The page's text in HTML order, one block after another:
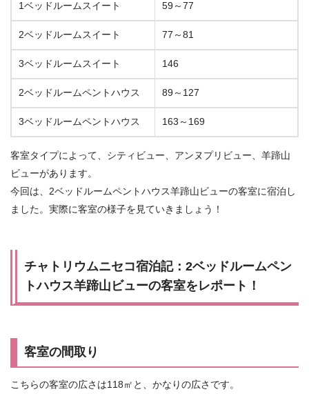
1ベッドルームスイート 59～77
2ベッドルームスイート 77～81
3ベッドルームスイート 146
2ベッドルームペントハウス 89～127
3ベッドルームペントハウス 163～169
客室タイプによって、シティビュー、アンヌプリビュー、羊蹄山
ビューがあります。
今回は、2ベッドルームペントハウス羊蹄山ビューの客室に宿泊し
ました。実際に客室の様子を見ていきましょう！
チャトリウムニセコ宿泊記：2ベッドルームペン
トハウス羊蹄山ビューの客室をレポート！
客室の間取り
こちらの客室の広さは118㎡と、かなりの広さです。